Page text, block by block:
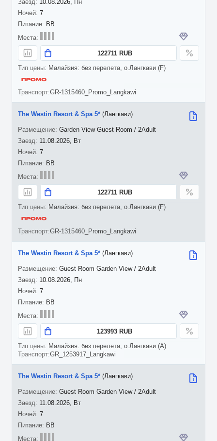
10.08.2026, Пн
7
BB
122711 RUB
Малайзия: без перелета, о.Лангкави (F)
GR-1315460_Promo_Langkawi
11.08.2026, Вт
7
The Westin Resort & Spa 5* (Лангкави)
Garden View Guest Room / 2Adult
BB
122711 RUB
Малайзия: без перелета, о.Лангкави (F)
GR-1315460_Promo_Langkawi
10.08.2026, Пн
7
The Westin Resort & Spa 5* (Лангкави)
Guest Room Garden View / 2Adult
BB
123993 RUB
Малайзия: без перелета, о.Лангкави (A)
GR_1253917_Langkawi
11.08.2026, Вт
7
The Westin Resort & Spa 5* (Лангкави)
Guest Room Garden View / 2Adult
BB